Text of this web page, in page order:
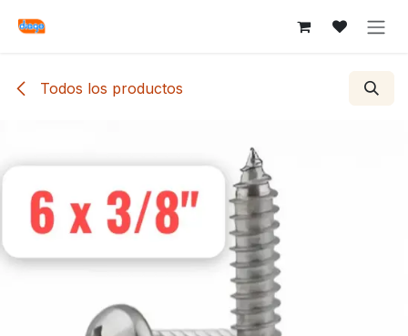
Todos los productos